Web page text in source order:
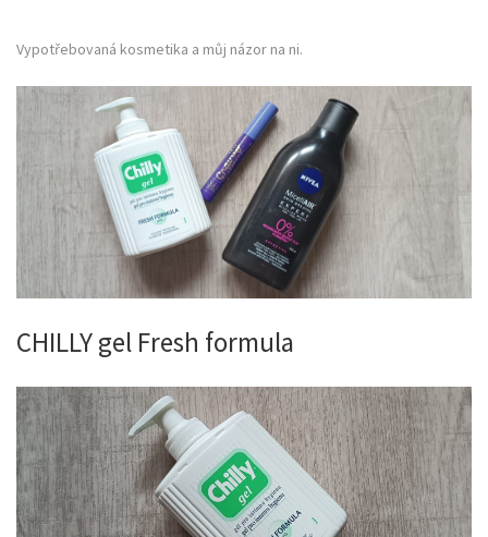
Vypotřebovaná kosmetika a můj názor na ni.
CHILLY gel Fresh formula